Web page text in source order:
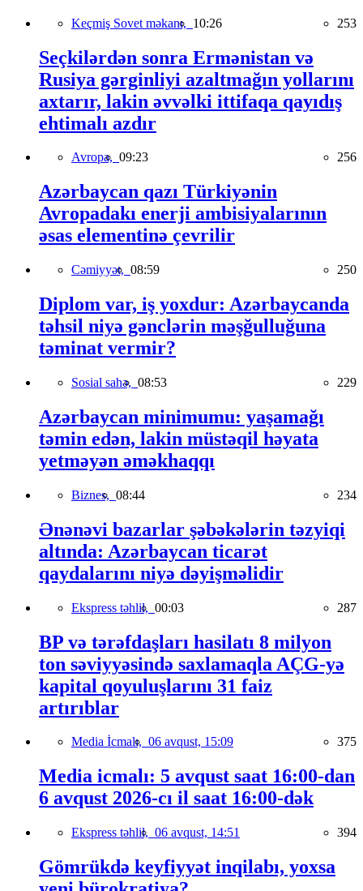
Keçmiş Sovet məkanı, 10:26 253
Seçkilərdən sonra Ermənistan və
Rusiya gərginliyi azaltmağın yollarını
axtarır, lakin əvvəlki ittifaqa qayıdış
ehtimalı azdır
Avropa, 09:23 256
Azərbaycan qazı Türkiyənin
Avropadakı enerji ambisiyalarının
əsas elementinə çevrilir
Cəmiyyət, 08:59 250
Diplom var, iş yoxdur: Azərbaycanda
təhsil niyə gənclərin məşğulluğuna
təminat vermir?
Sosial sahə, 08:53 229
Azərbaycan minimumu: yaşamağı
təmin edən, lakin müstəqil həyata
yetməyən əməkhaqqı
Biznes, 08:44 234
Ənənəvi bazarlar şəbəkələrin təzyiqi
altında: Azərbaycan ticarət
qaydalarını niyə dəyişməlidir
Ekspress təhlil, 00:03 287
BP və tərəfdaşları hasilatı 8 milyon
ton səviyyəsində saxlamaqla AÇG-yə
kapital qoyuluşlarını 31 faiz
artırıblar
Media İcmalı, 06 avqust, 15:09 375
Media icmalı: 5 avqust saat 16:00-dan
6 avqust 2026-cı il saat 16:00-dək
Ekspress təhlil, 06 avqust, 14:51 394
Gömrükdə keyfiyyət inqilabı, yoxsa